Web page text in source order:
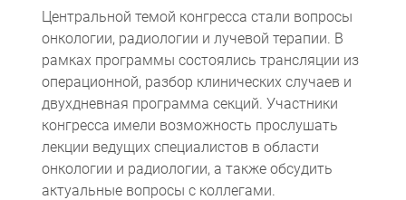
Центральной темой конгресса стали вопросы
онкологии, радиологии и лучевой терапии. В
рамках программы состоялись трансляции из
операционной, разбор клинических случаев и
двухдневная программа секций. Участники
конгресса имели возможность прослушать
лекции ведущих специалистов в области
онкологии и радиологии, а также обсудить
актуальные вопросы с коллегами.